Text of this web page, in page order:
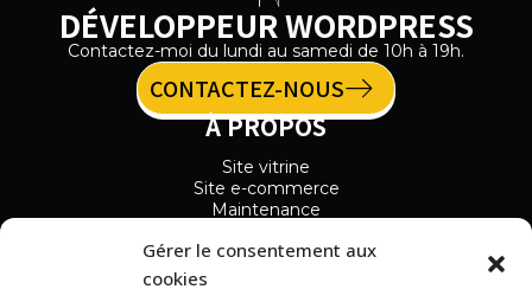
Gérer le consentement aux
cookies
DÉVELOPPEUR WORDPRESS
Contactez-moi du lundi au samedi de 10h à 19h.
CONTACTEZ-NOUS
À PROPOS
Site vitrine
Site e-commerce
Maintenance
NAVIGATION